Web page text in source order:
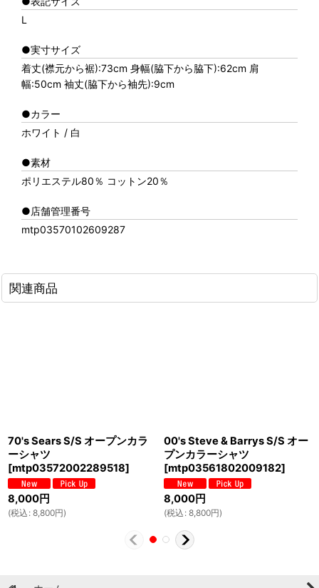
L
●実寸サイズ
着丈(襟元から裾):73cm 身幅(脇下から脇下):62cm 肩
幅:50cm 袖丈(脇下から袖先):9cm
●カラー
ホワイト / 白
●素材
ポリエステル80％ コットン20％
●店舗管理番号
mtp03570102609287
関連商品
70's Sears S/S オープンカラ
ーシャツ
[mtp03572002289518]
8,000円
(税込 : 8,800円)
00's Steve & Barrys S/S オー
プンカラーシャツ
[mtp03561802009182]
8,000円
(税込 : 8,800円)